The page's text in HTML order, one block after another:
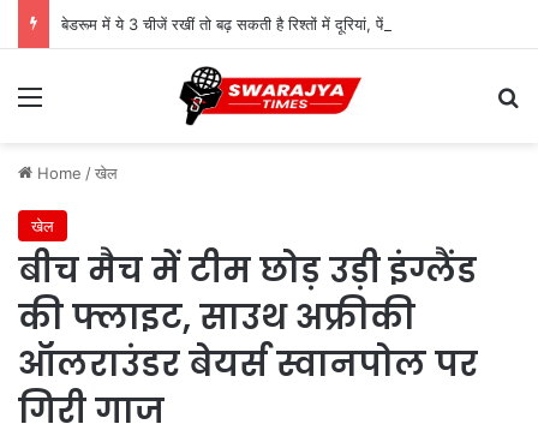
बेडरूम में ये 3 चीजें रखीं तो बढ़ सकती है रिश्तों में दूरियां, फेंगशुई में मनाही
Menu
Home /खेल
खेल
बीच मैच में टीम छोड़ उड़ी इंग्लैंड
की फ्लाइट, साउथ अफ्रीकी
ऑलराउंडर बेयर्स स्वानपोल पर
गिरी गाज